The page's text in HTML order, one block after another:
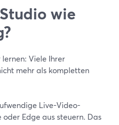
wie
Viele Ihrer
mehr als kompletten
Live-Video-
Edge aus steuern. Das